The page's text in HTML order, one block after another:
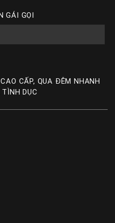
GÁI GỌI
CẤP, QUA ĐÊM NHANH
DỤC